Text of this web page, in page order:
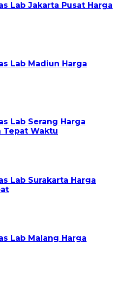
Lab Jakarta Pusat Harga
Lab Madiun Harga
Lab Serang Harga
Waktu
Lab Surakarta Harga
Lab Malang Harga